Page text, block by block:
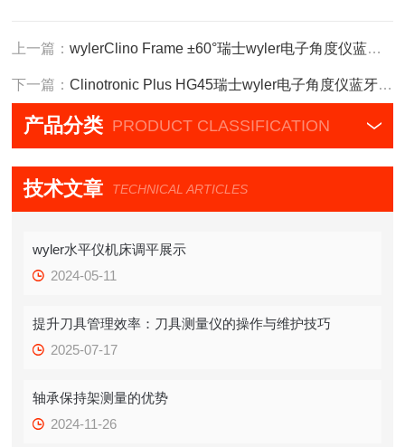
上一篇：wylerClino Frame ±60°瑞士wyler电子角度仪蓝牙自动调零四面测量
下一篇：Clinotronic Plus HG45瑞士wyler电子角度仪蓝牙传输四面加磁款
产品分类 PRODUCT CLASSIFICATION
技术文章 TECHNICAL ARTICLES
wyler水平仪机床调平展示
2024-05-11
提升刀具管理效率：刀具测量仪的操作与维护技巧
2025-07-17
轴承保持架测量的优势
2024-11-26